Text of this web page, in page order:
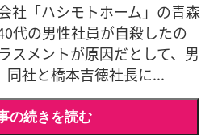
社「ハシモトホーム」の青森
代の男性社員が自殺したの
スメントが原因だとして、男
同社と橋本吉徳社長に...
の続きを読む